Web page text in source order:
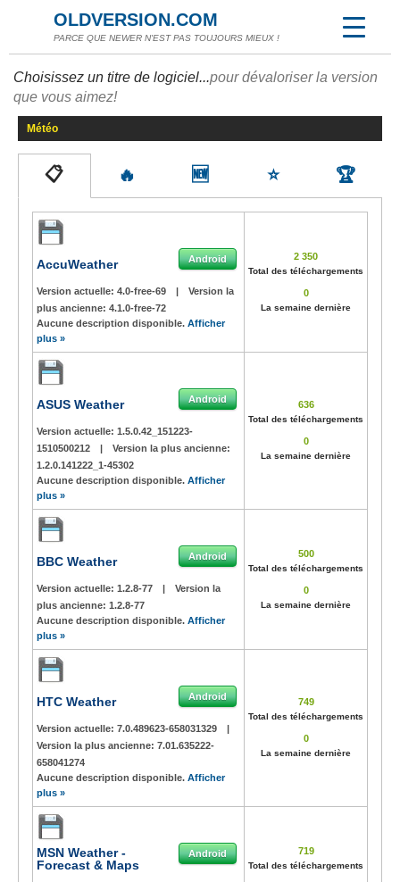
OLDVERSION.COM
PARCE QUE NEWER N'EST PAS TOUJOURS MIEUX !
Choisissez un titre de logiciel...pour dévaloriser la version
que vous aimez!
Météo
📋 🔥 🆕 ⭐ 🏆
AccuWeather Android
Version actuelle: 4.0-free-69 |
Version la
plus ancienne: 4.1.0-free-72
Aucune description disponible. Afficher
plus »
2 350
Total des téléchargements
0
La semaine dernière
ASUS Weather Android
Version actuelle: 1.5.0.42_151223-
1510500212
|
Version la plus ancienne:
1.2.0.141222_1-45302
Aucune description disponible. Afficher
plus »
636
Total des téléchargements
0
La semaine dernière
BBC Weather Android
Version actuelle: 1.2.8-77 |
Version la
plus ancienne: 1.2.8-77
Aucune description disponible. Afficher
plus »
500
Total des téléchargements
0
La semaine dernière
HTC Weather Android
Version actuelle: 7.0.489623-658031329
|
Version la plus ancienne: 7.01.635222-
658041274
Aucune description disponible. Afficher
plus »
749
Total des téléchargements
0
La semaine dernière
MSN Weather -
Forecast & Maps
Android 719
Total des téléchargements